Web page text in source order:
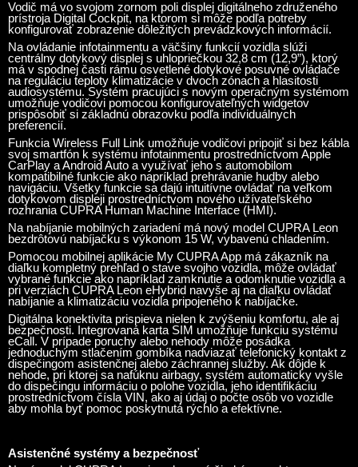
Vodič má vo svojom zornom poli displej digitálneho združeného
prístroja Digital Cockpit, na ktorom si môže podľa potreby
konfigurovať zobrazenie dôležitých prevádzkových informácií.
Na ovládanie infotainmentu a väčšiny funkcií vozidla slúži
centrálny dotykový displej s uhlopriečkou 32,8 cm (12,9”), ktorý
má v spodnej časti rámu osvetlené dotykové posuvné ovládače
na reguláciu teploty klimatizácie v dvoch zónach a hlasitosti
audiosystému. Systém pracujúci s novým operačným systémom
umožňuje vodičovi pomocou konfigurovateľných widgetov
prispôsobiť si základnú obrazovku podľa individuálnych
preferencií.
Funkcia Wireless Full Link umožňuje vodičovi pripojiť si bez kábla
svoj smartfón k systému infotainmentu prostredníctvom Apple
CarPlay a Android Auto a využívať jeho s automobilom
kompatibilné funkcie ako napríklad prehrávanie hudby alebo
navigáciu. Všetky funkcie sa dajú intuitívne ovládať na veľkom
dotykovom displeji prostredníctvom nového užívateľského
rozhrania CUPRA Human Machine Interface (HMI).
Na nabíjanie mobilných zariadení má nový model CUPRA Leon
bezdrôtovú nabíjačku s výkonom 15 W, vybavenú chladením.
Pomocou mobilnej aplikácie My CUPRA App má zákazník na
diaľku kompletný prehľad o stave svojho vozidla, môže ovládať
vybrané funkcie ako napríklad zamknutie a odomknutie vozidla a
pri verziách CUPRA Leon eHybrid navyše aj na diaľku ovládať
nabíjanie a klimatizáciu vozidla pripojeného k nabíjačke.
Digitálna konektivita prispieva nielen k zvýšeniu komfortu, ale aj
bezpečnosti. Integrovaná karta SIM umožňuje funkciu systému
eCall. V prípade poruchy alebo nehody môže posádka
jednoduchým stlačením gombíka nadviazať telefonický kontakt z
dispečingom asistenčnej alebo záchrannej služby. Ak dôjde k
nehode, pri ktorej sa nafúknu airbagy, systém automaticky vyšle
do dispečingu informáciu o polohe vozidla, jeho identifikáciu
prostredníctvom čísla VIN, ako aj údaj o počte osôb vo vozidle
aby mohla byť pomoc poskytnutá rýchlo a efektívne.
Asistenčné systémy a bezpečnosť